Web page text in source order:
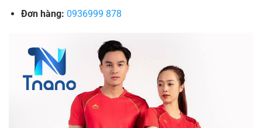
Đơn hàng: 0936999 878